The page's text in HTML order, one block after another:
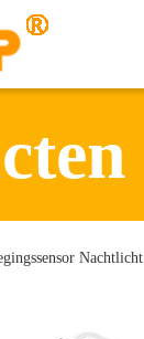
Nachtlicht